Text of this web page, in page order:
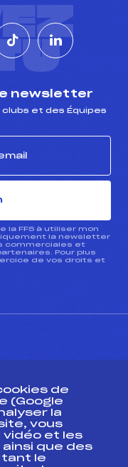
newsletter
clubs et des Équipes
la FFS à utiliser mon
la newsletter
commerciales et
Pour plus
de vos droits et
de
(Google
la
vous
vidéo et les
que des
le